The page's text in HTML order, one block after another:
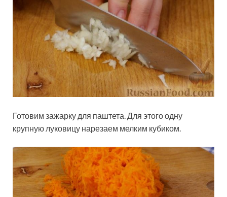
Готовим зажарку для паштета. Для этого одну
крупную луковицу нарезаем мелким кубиком.